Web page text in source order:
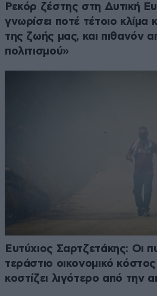
Ρεκόρ ζέστης στη Δυτική
γνωρίσει ποτέ τέτοιο κλίμα
της ζωής μας, και πιθανόν
πολιτισμού»
Ευτύχιος Σαρτζετάκης: Οι
τεράστιο οικονομικό
κοστίζει λιγότερο από την